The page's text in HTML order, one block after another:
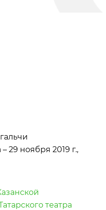
29 ноября 2019 г.,
театра